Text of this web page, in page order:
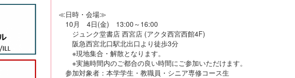
≪日時・会場≫
10月 4日(金) 13:00～16:00
ジュンク堂書店 西宮店 (アクタ西宮西館4F)
阪急西宮北口駅北出口より徒歩3分
※現地集合・解散となります。
※実施時間内のご都合の良い時間にご参加いただけます。
参加対象者：本学学生・教職員・シニア専修コース生